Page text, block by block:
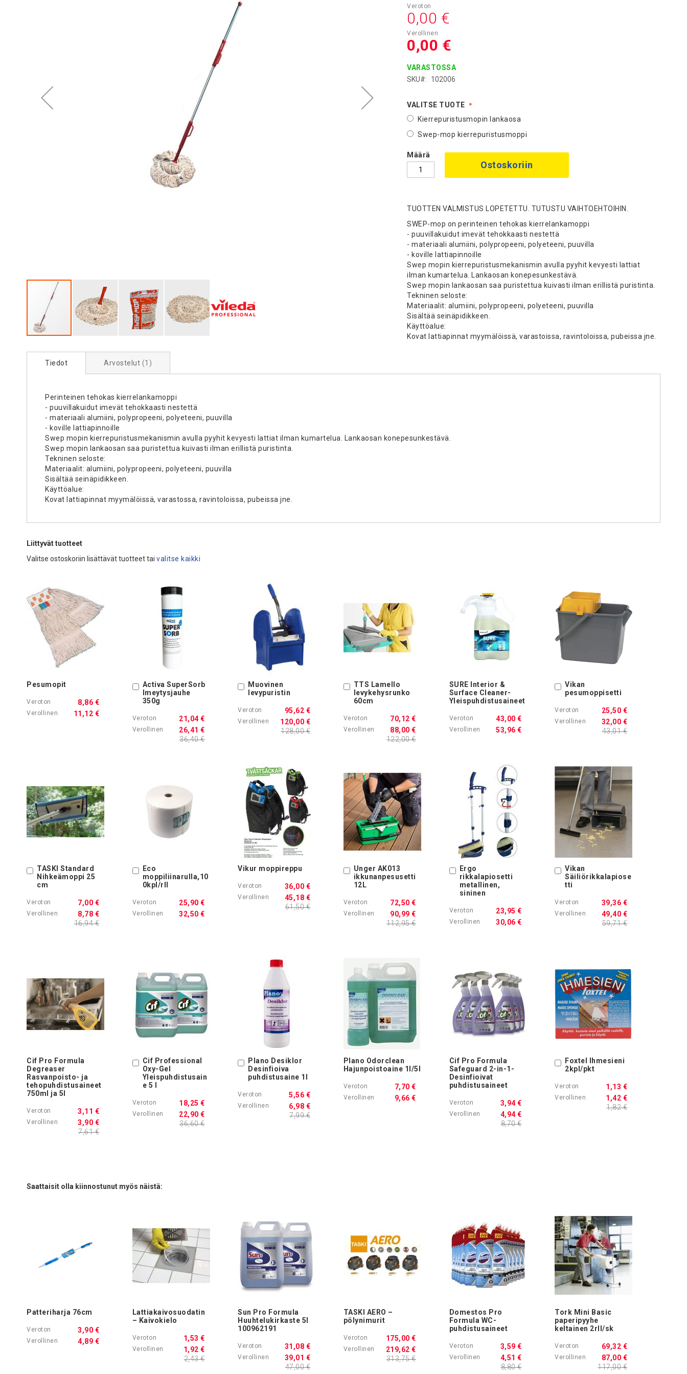
0,00 €
0,00 €
VARASTOSSA
SKU
102006
VALITSE TUOTE
Kierrepuristusmopin lankaosa
Swep-mop kierrepuristusmoppi
Määrä
Ostoskoriin
TUOTTEN VALMISTUS LOPETETTU. TUTUSTU VAIHTOEHTOIHIN.
SWEP-mop on perinteinen tehokas kierrelankamoppi
- puuvillakuidut imevät tehokkaasti nestettä
- materiaali alumiini, polypropeeni, polyeteeni, puuvilla
- koville lattiapinnoille
Swep mopin kierrepuristusmekanismin avulla pyyhit kevyesti lattiat
ilman kumartelua. Lankaosan konepesunkestävä.
Swep mopin lankaosan saa puristettua kuivasti ilman erillistä puristinta.
Tekninen seloste:
Materiaalit: alumiini, polypropeeni, polyeteeni, puuvilla
Sisältää seinäpidikkeen.
Käyttöalue:
Kovat lattiapinnat myymälöissä, varastoissa, ravintoloissa, pubeissa jne.
to
Tiedot
Perinteinen tehokas kierrelankamoppi
- puuvillakuidut imevät tehokkaasti nestettä
- materiaali alumiini, polypropeeni, polyeteeni, puuvilla
- koville lattiapinnoille
Swep mopin kierrepuristusmekanismin avulla pyyhit kevyesti lattiat ilman kumartelua. Lankaosan konepesunkestävä.
Swep mopin lankaosan saa puristettua kuivasti ilman erillistä puristinta.
Tekninen seloste:
Materiaalit: alumiini, polypropeeni, polyeteeni, puuvilla
Sisältää seinäpidikkeen.
Käyttöalue:
Kovat lattiapinnat myymälöissä, varastossa, ravintoloissa, pubeissa jne.
Arvostelut 1
Liittyvät tuotteet
Valitse ostoskoriin lisättävät tuotteet tai valitse kaikki
Pesumopit
11,12 €
8,86 €
Activa SuperSorb
Imeytysjauhe
350g
26,41 €
21,04 €
36,40 €
Ostoskoriin
Muovinen
levypuristin
120,00 €
95,62 €
128,00 €
Ostoskoriin
TTS Lamello
levykehysrunko
60cm
88,00 €
70,12 €
122,00 €
Ostoskoriin
SURE Interior &
Surface Cleaner-
Yleispuhdistusaineet
53,96 €
43,00 €
Vikan
pesumoppisetti
32,00 €
25,50 €
43,01 €
Ostoskoriin
TASKI Standard
Nihkeämoppi 25
cm
8,78 €
7,00 €
16,94 €
Ostoskoriin
Eco
moppiliinarulla,10
0kpl/rll
32,50 €
25,90 €
Ostoskoriin Vikur moppireppu
45,18 €
36,00 €
61,50 €
Unger AK013
ikkunanpesusetti
12L
90,99 €
72,50 €
112,95 €
Ostoskoriin
Ergo
rikkalapiosetti
metallinen,
sininen
30,06 €
23,95 €
Ostoskoriin
Vikan
Säiliörikkalapiose
tti
49,40 €
39,36 €
59,71 €
Ostoskoriin
Cif Pro Formula
Degreaser
Rasvanpoisto- ja
tehopuhdistusaineet
750ml ja 5l
3,90 €
3,11 €
7,61 €
Cif Professional
Oxy-Gel
Yleispuhdistusain
e 5 l
22,90 €
18,25 €
36,60 €
Ostoskoriin
Plano Desiklor
Desinfioiva
puhdistusaine 1l
6,98 €
5,56 €
7,99 €
Ostoskoriin
Plano Odorclean
Hajunpoistoaine 1l/5l
9,66 €
7,70 €
Cif Pro Formula
Safeguard 2-in-1-
Desinfioivat
puhdistusaineet
4,94 €
3,94 €
8,70 €
Foxtel Ihmesieni
2kpl/pkt
1,42 €
1,13 €
1,82 €
Ostoskoriin
Saattaisit olla kiinnostunut myös näistä:
Patteriharja 76cm
4,89 €
3,90 €
Lattiakaivosuodatin
– Kaivokielo
1,92 €
1,53 €
2,43 €
Sun Pro Formula
Huuhtelukirkaste 5l
100962191
39,01 €
31,08 €
47,00 €
TASKI AERO –
pölynimurit
219,62 €
175,00 €
313,75 €
Domestos Pro
Formula WC-
puhdistusaineet
4,51 €
3,59 €
8,80 €
Tork Mini Basic
paperipyyhe
keltainen 2rll/sk
87,00 €
69,32 €
117,00 €